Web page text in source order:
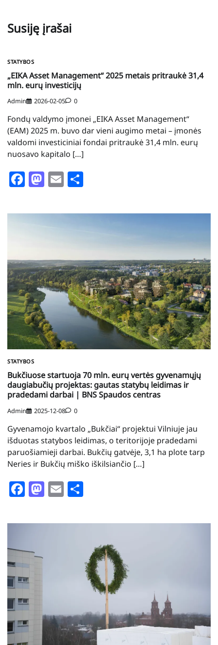
Susiję įrašai
STATYBOS
„EIKA Asset Management“ 2025 metais pritraukė 31,4
mln. eurų investicijų
Admin 2026-02-05 0
Fondų valdymo įmonei „EIKA Asset Management“
(EAM) 2025 m. buvo dar vieni augimo metai – įmonės
valdomi investiciniai fondai pritraukė 31,4 mln. eurų
nuosavo kapitalo […]
Facebook
Mastodon
Email
STATYBOS
Bukčiuose startuoja 70 mln. eurų vertės gyvenamųjų
daugiabučių projektas: gautas statybų leidimas ir
pradedami darbai | BNS Spaudos centras
Admin 2025-12-08 0
Gyvenamojo kvartalo „Bukčiai“ projektui Vilniuje jau
išduotas statybos leidimas, o teritorijoje pradedami
paruošiamieji darbai. Bukčių gatvėje, 3,1 ha plote tarp
Neries ir Bukčių miško iškilsiančio […]
Facebook
Mastodon
Email